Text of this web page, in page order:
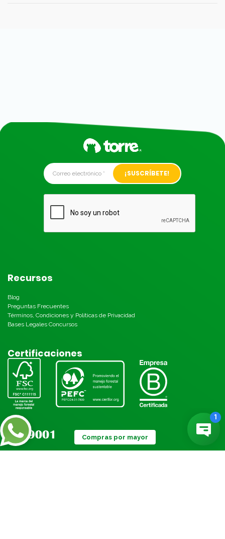
Alternative:
Recursos
Blog
Preguntas Frecuentes
Términos, Condiciones y Políticas de Privacidad
Bases Legales Concursos
Certificaciones
Compras por mayor